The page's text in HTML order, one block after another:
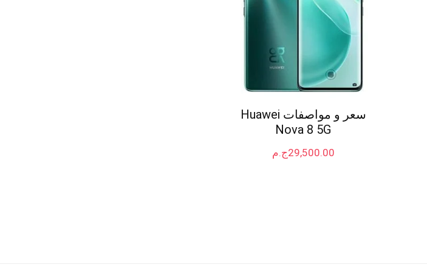
سعر و مواصفات Huawei
Nova 8 5G
ج.م29,500.00